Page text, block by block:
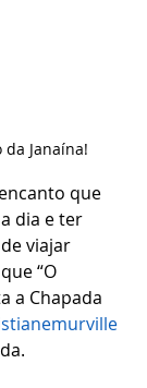
Janaína!
que
dia e ter
viajar
“O
a Chapada